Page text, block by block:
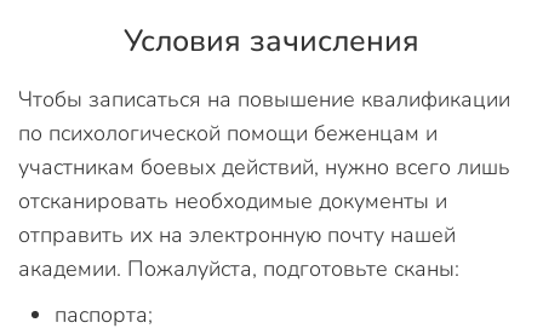
Условия зачисления
Чтобы записаться на повышение квалификации
по психологической помощи беженцам и
участникам боевых действий, нужно всего лишь
отсканировать необходимые документы и
отправить их на электронную почту нашей
академии. Пожалуйста, подготовьте сканы:
паспорта;